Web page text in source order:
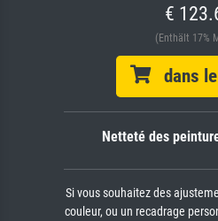
€
(Enthält 17%
dans le
Netteté des
Si vous souhaitez des
couleur, ou un recadrage